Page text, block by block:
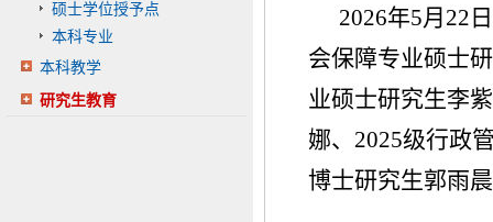
硕士学位授予点
本科专业
本科教学
研究生教育
2026年5月22
会保障专业硕士
业硕士研究生李
娜、2025级行政
博士研究生郭雨